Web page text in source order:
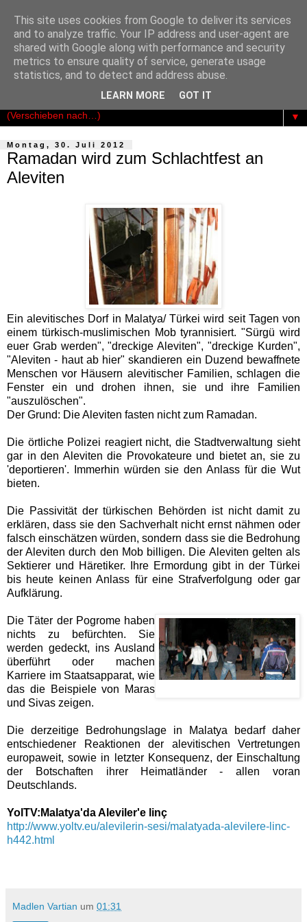
Der Kosmopolit
Das publizistische Netzwerk für Freiheit - Demokratie -
Rechtsstaatlichkeit
▼
Montag, 30. Juli 2012
Ramadan wird zum Schlachtfest an
Aleviten
Ein alevitisches Dorf in Malatya/ Türkei wird seit Tagen von
einem türkisch-muslimischen Mob tyrannisiert. "Sürgü wird
euer Grab werden", "dreckige Aleviten", "dreckige Kurden",
"Aleviten - haut ab hier" skandieren ein Duzend bewaffnete
Menschen vor Häusern alevitischer Familien, schlagen die
Fenster ein und drohen ihnen, sie und ihre Familien
"auszulöschen".
Der Grund: Die Aleviten fasten nicht zum Ramadan.
Die örtliche Polizei reagiert nicht, die Stadtverwaltung sieht
gar in den Aleviten die Provokateure und bietet an, sie zu
'deportieren'. Immerhin würden sie den Anlass für die Wut
bieten.
Die Passivität der türkischen Behörden ist nicht damit zu
erklären, dass sie den Sachverhalt nicht ernst nähmen oder
falsch einschätzen würden, sondern dass sie die Bedrohung
der Aleviten durch den Mob billigen. Die Aleviten gelten als
Sektierer und Häretiker. Ihre Ermordung gibt in der Türkei
bis heute keinen Anlass für eine Strafverfolgung oder gar
Aufklärung.
Die Täter der Pogrome haben
nichts zu befürchten. Sie
werden gedeckt, ins Ausland
überführt oder machen
Karriere im Staatsapparat, wie
das die Beispiele von Maras
und Sivas zeigen.
Die derzeitige Bedrohungslage in Malatya bedarf daher
entschiedener Reaktionen der alevitischen Vertretungen
europaweit, sowie in letzter Konsequenz, der Einschaltung
der Botschaften ihrer Heimatländer - allen voran
Deutschlands.
YolTV:Malatya'da Aleviler'e linç
http://www.yoltv.eu/alevilerin-sesi/malatyada-alevilere-linc-
h442.html
Madlen Vartian um 01:31
This site uses cookies from Google to deliver its services
and to analyze traffic. Your IP address and user-agent are
shared with Google along with performance and security
metrics to ensure quality of service, generate usage
statistics, and to detect and address abuse.
LEARN MORE GOT IT